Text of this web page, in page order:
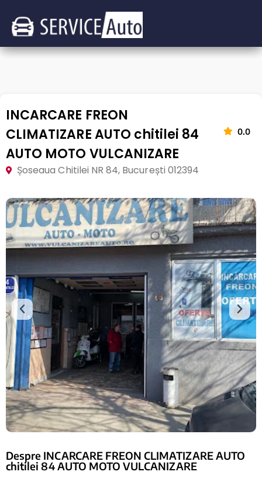
INCARCARE FREON
CLIMATIZARE AUTO chitilei 84
AUTO MOTO VULCANIZARE
0.0
Șoseaua Chitilei NR 84, București 012394
Despre INCARCARE FREON CLIMATIZARE AUTO
chitilei 84 AUTO MOTO VULCANIZARE